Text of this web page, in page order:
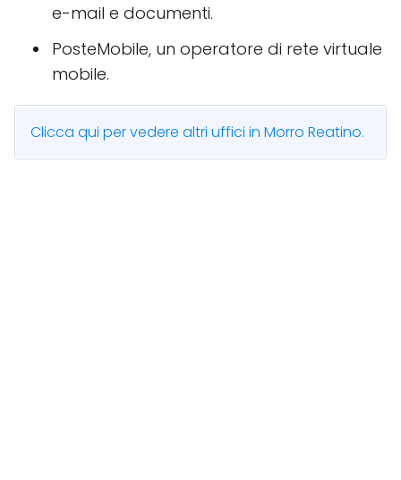
e-mail e documenti.
PosteMobile, un operatore di rete virtuale
mobile.
Clicca qui per vedere altri uffici in Morro Reatino.